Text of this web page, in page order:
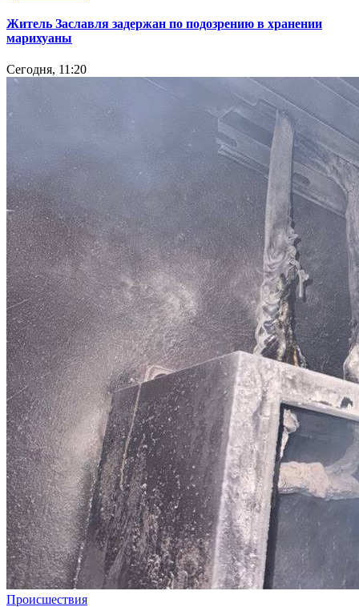
Житель Заславля задержан по подозрению в хранении
марихуаны
Сегодня, 11:20
Происшествия